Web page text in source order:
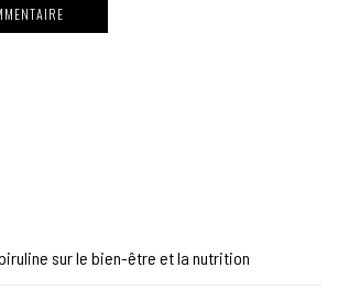
sur le bien-être et la nutrition